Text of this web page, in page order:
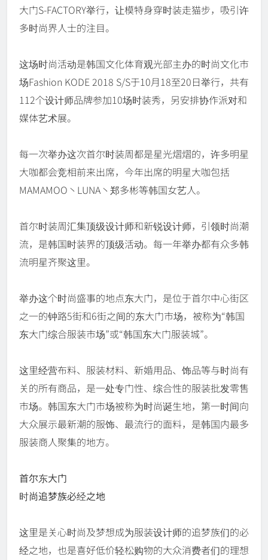
大门S-FACTORY举行，让模特身穿时装走猫步，吸引许
多时尚界人士的注目。
这场时尚活动是韩国文化体育观光部主办的时尚文化市
场Fashion KODE 2018 S/S于10月18至20日举行，共有
112个设计师品牌参加10场时装秀，另安排协作派对和
媒体艺术展。
每一次举办这次首尔时装周都是星光熠熠的，许多明星
大咖都会竞相前来出席，今年出席的明星大咖包括
MAMAMOO丶LUNA丶郑多彬等韩国女艺人。
首尔时装周汇集顶级设计师和新锐设计师，引领时尚潮
流，是韩国时装界的顶级活动。每一年举办都有众多韩
流明星齐聚这里。
举办这个时尚盛事的地点东大门，是位于首尔中心街区
之一的钟路5街和6街之间的东大门市场，被称为“韩国
东大门综合服装市场”或“韩国东大门服装城”。
这里经营布料、服装材料、新婚用品、饰品等与时尚有
关的所有商品，是一处专门性、综合性的服装批发零售
市场。韩国东大门市场被称为时尚诞生地，第一时间向
大众展示最新潮的服饰、最流行的面料，是韩国内最多
服装商人聚集的地方。
首尔东大门
时尚追梦族必经之地
这里是关心时尚及梦想成为服装设计师的追梦族们的必
经之地，也是喜好低价轻松购物的大众消费者们的理想